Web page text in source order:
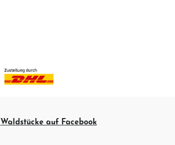
Waldstücke auf Facebook